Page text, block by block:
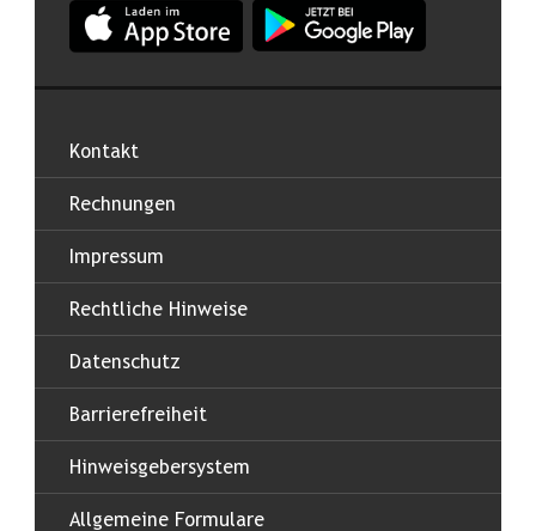
Kontakt
Rechnungen
Impressum
Rechtliche Hinweise
Datenschutz
Barrierefreiheit
Hinweisgebersystem
Allgemeine Formulare